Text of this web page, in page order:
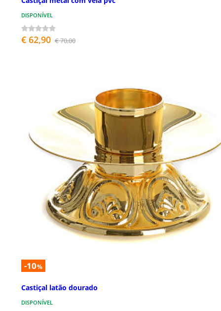
DISPONÍVEL
€ 62,90 € 70,00
-10%
Castiçal latão dourado
DISPONÍVEL